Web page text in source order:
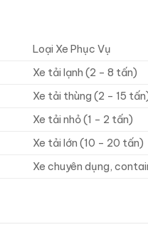
Loại Xe Phục Vụ
Xe tải lạnh (2 – 8 tấn)
Xe tải thùng (2 – 15
Xe tải nhỏ (1 – 2 tấn)
Xe tải lớn (10 – 20 tấn)
Xe chuyên dụng,